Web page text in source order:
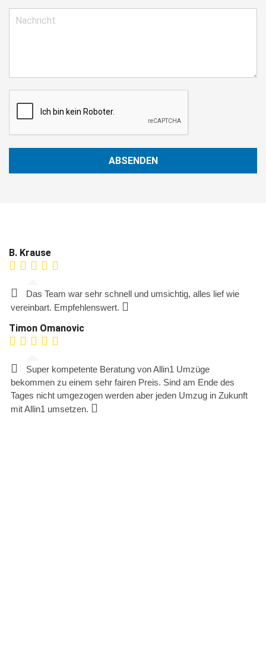
ABSENDEN
B. Krause
Das Team war sehr schnell und umsichtig, alles lief wie
vereinbart. Empfehlenswert.
Timon Omanovic
Super kompetente Beratung von Allin1 Umzüge
bekommen zu einem sehr fairen Preis. Sind am Ende des
Tages nicht umgezogen werden aber jeden Umzug in Zukunft
mit Allin1 umsetzen.